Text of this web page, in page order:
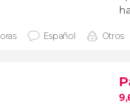
Español Otros